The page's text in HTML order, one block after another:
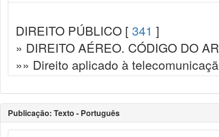
DIREITO PÚBLICO [ 341 ]
» DIREITO AÉREO. CÓDIGO DO
»» Direito aplicado à
Publicação: Texto - Português